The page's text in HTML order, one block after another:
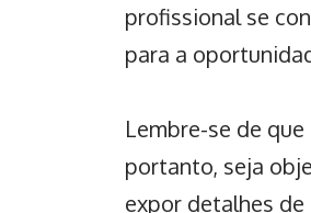
profissional se
para a
Lembre-se de
portanto, seja
expor detalhes de